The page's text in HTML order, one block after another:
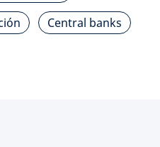
Central banks